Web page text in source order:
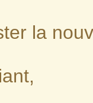
la